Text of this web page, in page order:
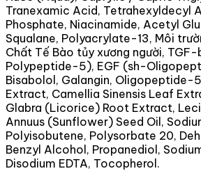
Tranexamic Acid, Tetrahexyldecyl
Phosphate, Niacinamide, Acetyl
Squalane, Polyacrylate-13, Môi
Chất Tế Bào tủy xương người,
Polypeptide-5), EGF (sh-
Bisabolol, Galangin, Oligopeptide-
Extract, Camellia Sinensis Leaf
Glabra (Licorice) Root Extract,
Annuus (Sunflower) Seed Oil,
Polyisobutene, Polysorbate 20,
Benzyl Alcohol, Propanediol,
Disodium EDTA, Tocopherol.